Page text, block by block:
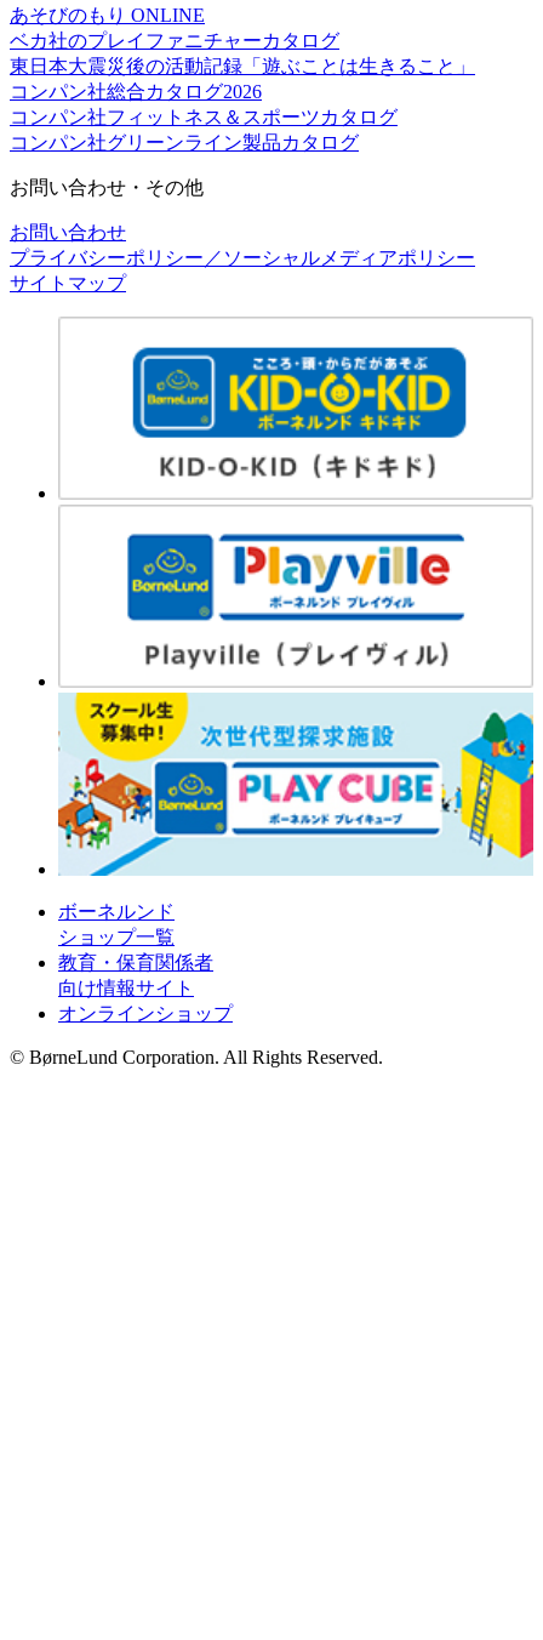
あそびのもり ONLINE
ベカ社のプレイファニチャーカタログ
東日本大震災後の活動記録「遊ぶことは生きること」
コンパン社総合カタログ2026
コンパン社フィットネス＆スポーツカタログ
コンパン社グリーンライン製品カタログ
お問い合わせ・その他
お問い合わせ
プライバシーポリシー／ソーシャルメディアポリシー
サイトマップ
ボーネルンド
ショップ一覧
教育・保育関係者
向け情報サイト
オンラインショップ
© BørneLund Corporation. All Rights Reserved.